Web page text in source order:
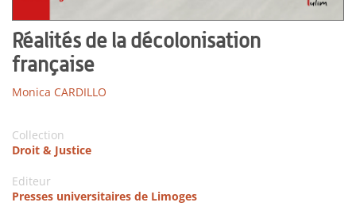
Réalités de la décolonisation
française
Monica CARDILLO
Collection
Droit & Justice
Editeur
Presses universitaires de Limoges